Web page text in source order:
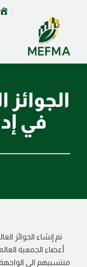
الجوائز
في
تم إنشاء الجوائز
أعضاء الجمعية
منتسبيهم الى